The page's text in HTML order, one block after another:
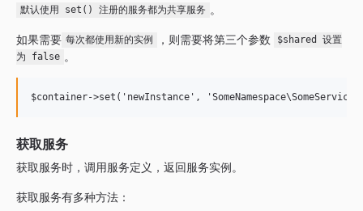
默认使用 set() 注册的服务都为共享服务 。
如果需要 每次都使用新的实例 ，则需要将第三个参数
$shared 设置
为 false 。
获取服务
获取服务时，调用服务定义，返回服务实例。
获取服务有多种方法：